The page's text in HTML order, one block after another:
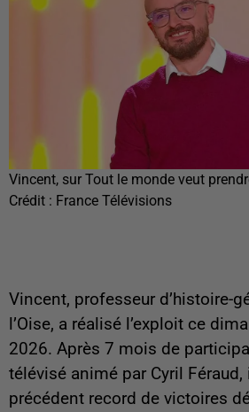
Vincent, sur Tout le monde veut
Crédit : France Télévisions
Vincent, professeur d’histoire-
l’Oise, a réalisé l’exploit ce
2026. Après 7 mois de
télévisé animé par Cyril Féraud,
précédent record de victoires